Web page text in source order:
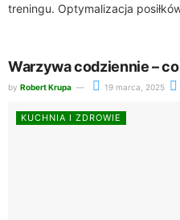
treningu. Optymalizacja
Warzywa codziennie –
by Robert Krupa 19 marca, 2025
KUCHNIA I ZDROWIE